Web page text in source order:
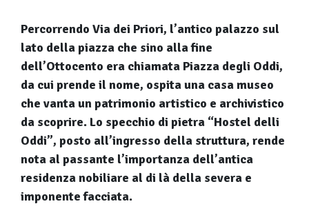
Percorrendo Via dei Priori, l’antico palazzo sul
lato della piazza che sino alla fine
dell’Ottocento era chiamata Piazza degli Oddi,
da cui prende il nome, ospita una casa museo
che vanta un patrimonio artistico e archivistico
da scoprire. Lo specchio di pietra “Hostel delli
Oddi”, posto all’ingresso della struttura, rende
nota al passante l’importanza dell’antica
residenza nobiliare al di là della severa e
imponente facciata.